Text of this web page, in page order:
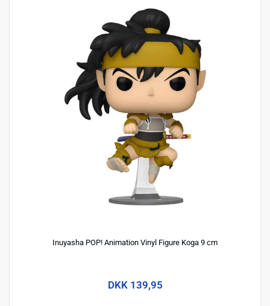
Inuyasha POP! Animation Vinyl Figure Koga 9 cm
DKK 139,95